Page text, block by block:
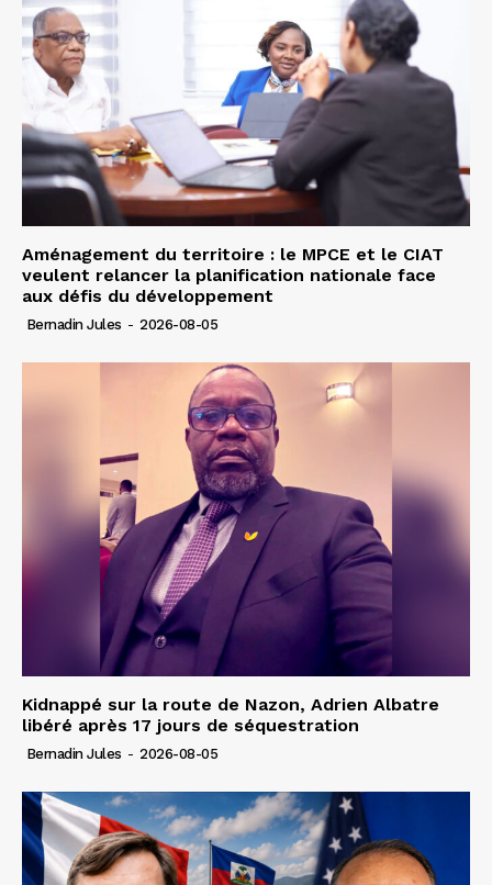
Aménagement du territoire : le MPCE et le CIAT
veulent relancer la planification nationale face
aux défis du développement
Bernadin Jules - 2026-08-05
Kidnappé sur la route de Nazon, Adrien Albatre
libéré après 17 jours de séquestration
Bernadin Jules - 2026-08-05